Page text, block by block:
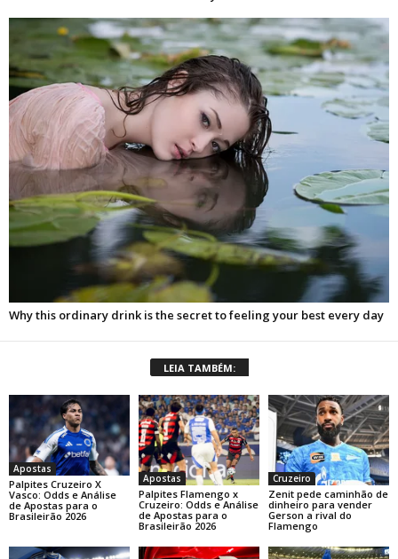
LEIA TAMBÉM:
Apostas
Palpites Cruzeiro X
Vasco: Odds e Análise
de Apostas para o
Brasileirão 2026
Apostas
Palpites Flamengo x
Cruzeiro: Odds e Análise
de Apostas para o
Brasileirão 2026
Cruzeiro
Zenit pede caminhão de
dinheiro para vender
Gerson a rival do
Flamengo